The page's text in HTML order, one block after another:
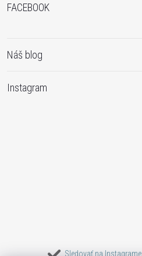
FACEBOOK
Náš blog
Instagram
Sledovať na Instagrame